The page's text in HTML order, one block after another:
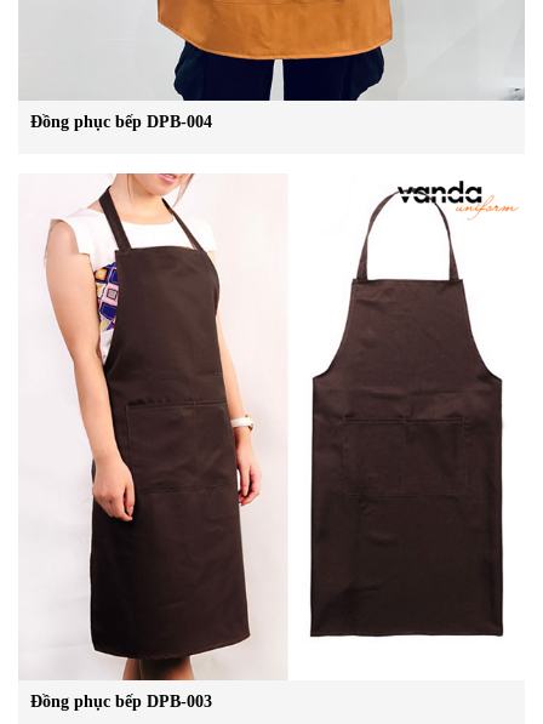
Đồng phục bếp DPB-004
Đồng phục bếp DPB-003